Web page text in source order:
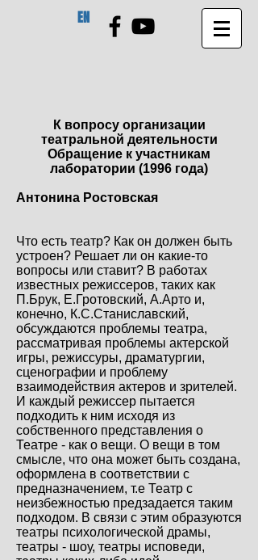
EN
К вопросу организации
театральной деятельности
Обращение к участникам
лаборатории (1996 года)
Антонина Ростовская
Что есть театр? Как он должен быть
устроен? Решает ли он какие-то
вопросы или ставит? В работах
известных режиссеров, таких как
П.Брук, Е.Гротовский, А.Арто и,
конечно, К.С.Станиславский,
обсуждаются проблемы театра,
рассматривая проблемы актерской
игры, режиссуры, драматургии,
сценографии и проблему
взаимодействия актеров и зрителей.
И каждый режиссер пытается
подходить к ним исходя из
собственного представления о
Театре - как о вещи. О вещи в том
смысле, что она может быть создана,
оформлена в соответствии с
предназначением, т.е Театр с
неизбежностью предзадается таким
подходом. В связи с этим образуются
театры психологической драмы,
театры - шоу, театры исповеди,